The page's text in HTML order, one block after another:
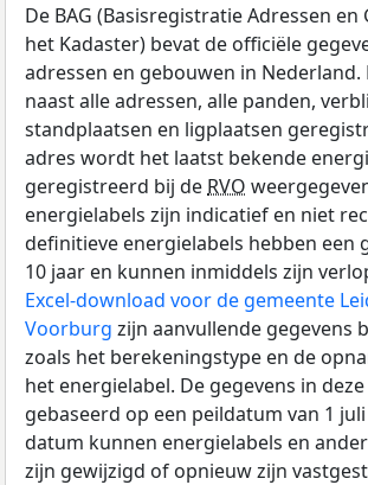
De BAG (Basisregistratie Adressen en
het Kadaster) bevat de officiële
adressen en gebouwen in Nederland.
naast alle adressen, alle panden,
standplaatsen en ligplaatsen
adres wordt het laatst bekende
geregistreerd bij de RVO
energielabels zijn indicatief en niet
definitieve energielabels hebben een
10 jaar en kunnen inmiddels zijn
Excel-download voor de gemeente
Voorburg zijn aanvullende gegevens
zoals het berekeningstype en de
het energielabel. De gegevens in
gebaseerd op een peildatum van 1
datum kunnen energielabels en
zijn gewijzigd of opnieuw zijn